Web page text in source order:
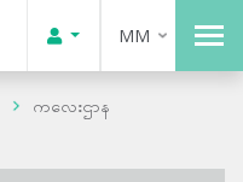
MM
ကလေးဌာန